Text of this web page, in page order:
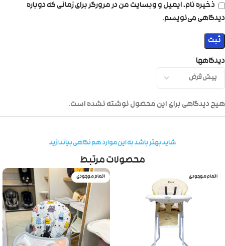
دیدگاهها
هیچ دیدگاهی برای این محصول نوشته نشده است.
ذخیره نام، ایمیل و وبسایت من در مرورگر برای زمانی که دوباره
دیدگاهی می‌نویسم.
شاید بهتر باشد به این موارد هم نگاهی بیاندازید
محصولات مرتبط
اتمام موجودی اتمام موجودی